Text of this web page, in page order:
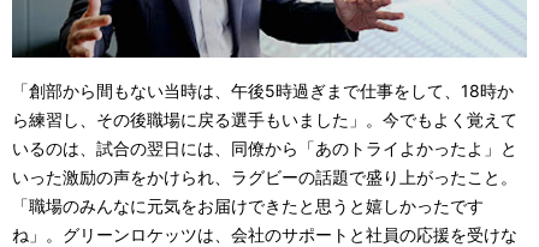
d
e
「創部から間もない当時は、午後5時過ぎまで仕事をして、18時か
ら練習し、その後職場に戻る選手もいました」。今でもよく覚えて
いるのは、試合の翌日には、同僚から「あのトライよかったよ」と
いった激励の声をかけられ、ラグビーの話題で盛り上がったこと。
「職場のみんなに元気をお届けできたと思うと嬉しかったです
ね」。グリーンロケッツは、会社のサポートと社員の応援を受けな